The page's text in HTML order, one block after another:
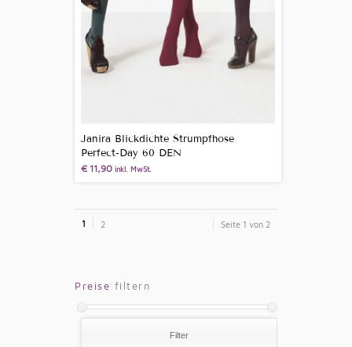
Janira Blickdichte Strumpfhose
Perfect-Day 60 DEN
€11,90 inkl. MwSt.
Seite 1 von 2
1 2
Preise filtern
Filter